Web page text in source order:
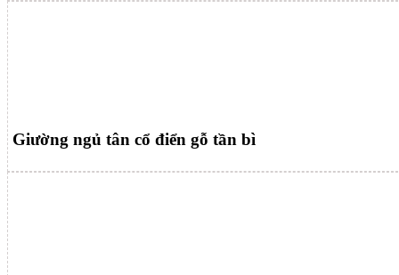
Giường ngủ tân cổ điển gỗ tần bì